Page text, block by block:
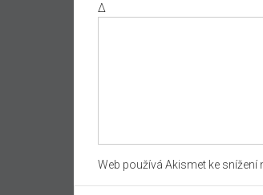
Δ
Web používá Akismet ke snížení